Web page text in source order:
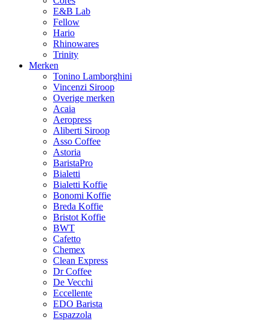
E&B Lab
Fellow
Hario
Rhinowares
Trinity
Merken
Tonino Lamborghini
Vincenzi Siroop
Overige merken
Acaia
Aeropress
Aliberti Siroop
Asso Coffee
Astoria
BaristaPro
Bialetti
Bialetti Koffie
Bonomi Koffie
Breda Koffie
Bristot Koffie
BWT
Cafetto
Chemex
Clean Express
Dr Coffee
De Vecchi
Eccellente
EDO Barista
Espazzola